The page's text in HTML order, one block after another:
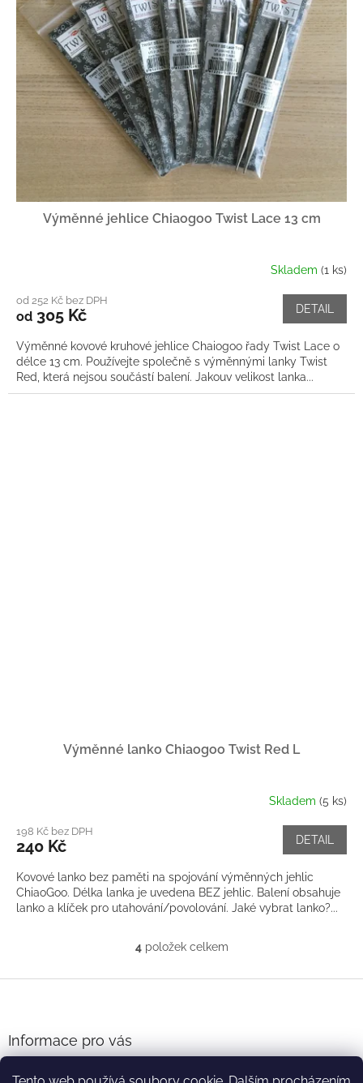
Výměnné jehlice Chiaogoo Twist Lace 13 cm
Skladem (1 ks)
od 252 Kč bez DPH
od 305 Kč DETAIL
Výměnné kovové kruhové jehlice Chaiogoo řady Twist Lace o
délce 13 cm. Používejte společně s výměnnými lanky Twist
Red, která nejsou součástí balení. Jakouv velikost lanka...
Výměnné lanko Chiaogoo Twist Red L
Skladem (5 ks)
198 Kč bez DPH
240 Kč DETAIL
Kovové lanko bez paměti na spojování výměnných jehlic
ChiaoGoo. Délka lanka je uvedena BEZ jehlic. Balení obsahuje
lanko a klíček pro utahování/povolování. Jaké vybrat lanko?...
O
l
c
í
p
4položek celkem
t
Informace pro vás